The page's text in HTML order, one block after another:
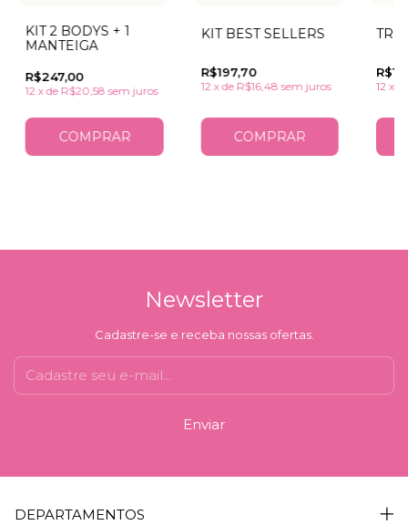
KIT 2 BODYS + 1
MANTEIGA
R$247,00
12 xde R$20,58 sem juros
COMPRAR
KIT BEST SELLERS
R$197,70
12 xde R$16,48 sem juros
COMPRAR
12 x
Newsletter
Cadastre-se e receba nossas ofertas.
DEPARTAMENTOS